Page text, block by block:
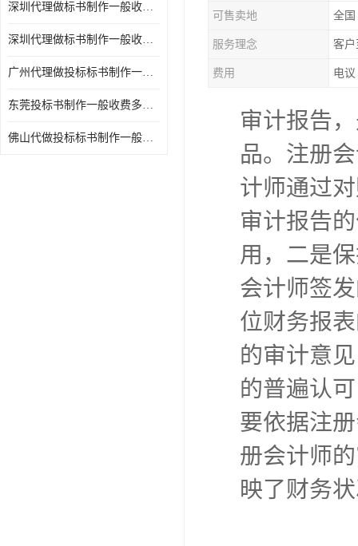
深圳代理做标书制作一般收费多少钱 满足客户需求
深圳代理做标书制作一般收费多少钱 诚信合作
广州代理做投标标书制作一般收费多少钱 满足客户需求
东莞投标书制作一般收费多少钱 服务好
佛山代做投标标书制作一般收费多少钱 经验丰富
可售卖地 全国
服务理念 客户
费用 电议
审计报告
品。注册
计师通过
审计报告
用，二是
会计师签
位财务报
的审计意
的普遍认
要依据注
册会计师
映了财务